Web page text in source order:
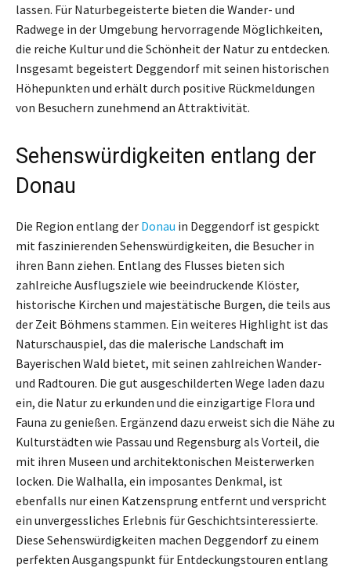
lassen. Für Naturbegeisterte bieten die Wander- und
Radwege in der Umgebung hervorragende Möglichkeiten,
die reiche Kultur und die Schönheit der Natur zu entdecken.
Insgesamt begeistert Deggendorf mit seinen historischen
Höhepunkten und erhält durch positive Rückmeldungen
von Besuchern zunehmend an Attraktivität.
Sehenswürdigkeiten entlang der
Donau
Die Region entlang der Donau in Deggendorf ist gespickt
mit faszinierenden Sehenswürdigkeiten, die Besucher in
ihren Bann ziehen. Entlang des Flusses bieten sich
zahlreiche Ausflugsziele wie beeindruckende Klöster,
historische Kirchen und majestätische Burgen, die teils aus
der Zeit Böhmens stammen. Ein weiteres Highlight ist das
Naturschauspiel, das die malerische Landschaft im
Bayerischen Wald bietet, mit seinen zahlreichen Wander-
und Radtouren. Die gut ausgeschilderten Wege laden dazu
ein, die Natur zu erkunden und die einzigartige Flora und
Fauna zu genießen. Ergänzend dazu erweist sich die Nähe zu
Kulturstädten wie Passau und Regensburg als Vorteil, die
mit ihren Museen und architektonischen Meisterwerken
locken. Die Walhalla, ein imposantes Denkmal, ist
ebenfalls nur einen Katzensprung entfernt und verspricht
ein unvergessliches Erlebnis für Geschichtsinteressierte.
Diese Sehenswürdigkeiten machen Deggendorf zu einem
perfekten Ausgangspunkt für Entdeckungstouren entlang